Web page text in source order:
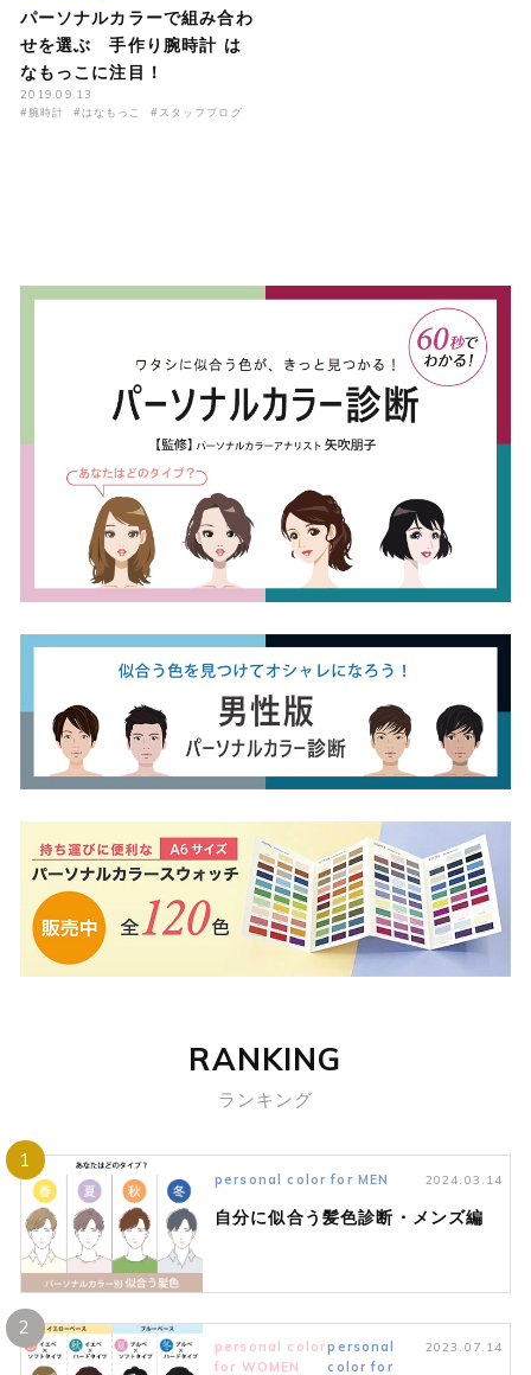
パーソナルカラーで組み合わ
せを選ぶ 手作り腕時計 は
なもっこに注目！
2019.09.13
#腕時計
#はなもっこ #スタッフブログ
RANKING
ランキング
1
personal color for MEN 2024.03.14
自分に似合う髪色診断・メンズ編
2
personal color
for WOMEN
personal
color for
2023.07.14